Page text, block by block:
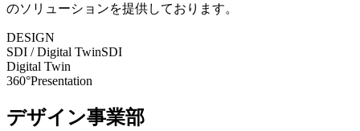
のソリューションを提供しております。
DESIGN
SDI / Digital TwinSDI
Digital Twin
360°Presentation
デザイン事業部